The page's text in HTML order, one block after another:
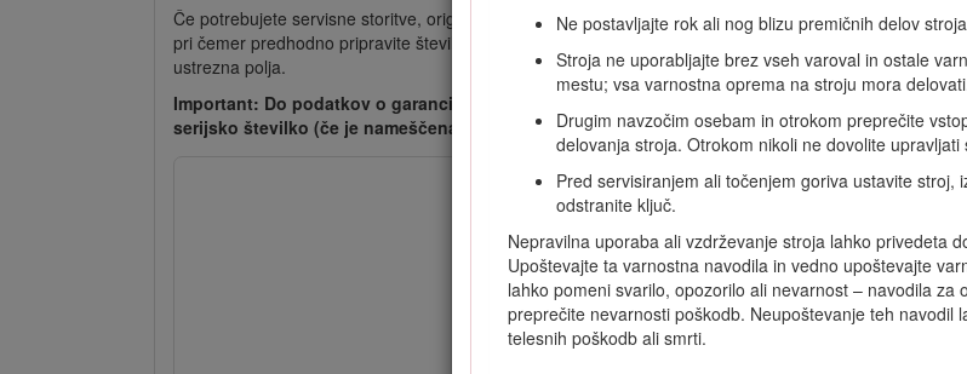
Ne postavljajte rok ali nog blizu premičnih delov
Stroja ne uporabljajte brez vseh varoval in ostale
mestu; vsa varnostna oprema na stroju mora
Drugim navzočim osebam in otrokom preprečite
delovanja stroja. Otrokom nikoli ne dovolite upravljati
Pred servisiranjem ali točenjem goriva ustavite stroj,
odstranite ključ.
Nepravilna uporaba ali vzdrževanje stroja lahko privedeta
Upoštevajte ta varnostna navodila in vedno upoštevajte
lahko pomeni svarilo, opozorilo ali nevarnost – navodila za
preprečite nevarnosti poškodb. Neupoštevanje teh navodil
telesnih poškodb ali smrti.
Če potrebujete servisne storitve, originalne dele Toro ali dodatne informacije, se obrnite na
pri čemer predhodno pripravite številko modela in serijsko številko izdelka. Diagram
označuje mesto
ustrezna polja.
Important: Do podatkov o garanciji, delih in drugih informacij o izdelku lahko dostopate tako,
serijsko številko (če je nameščena).